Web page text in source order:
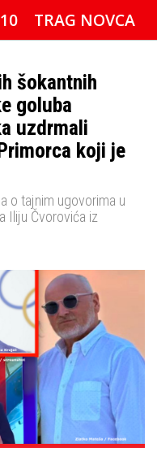
TRAG NOVCA
šokantnih
goluba
uzdrmali
koji je
o tajnim ugovorima u
Iliju Čvorovića iz